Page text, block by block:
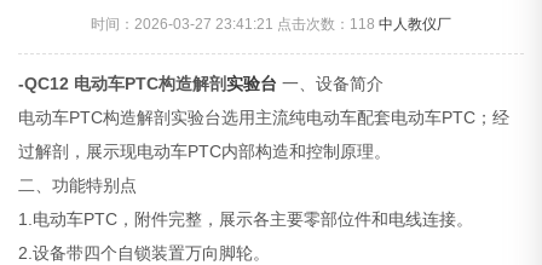
时间：2026-03-27 23:41:21 点击次数： 118 中人教仪厂
-QC12 电动车PTC构造解剖实验台 一、设备简介
电动车PTC构造解剖实验台选用主流纯电动车配套电动车PTC；经
过解剖，展示现电动车PTC内部构造和控制原理。
二、功能特别点
1.电动车PTC，附件完整，展示各主要零部位件和电线连接。
2.设备带四个自锁装置万向脚轮。